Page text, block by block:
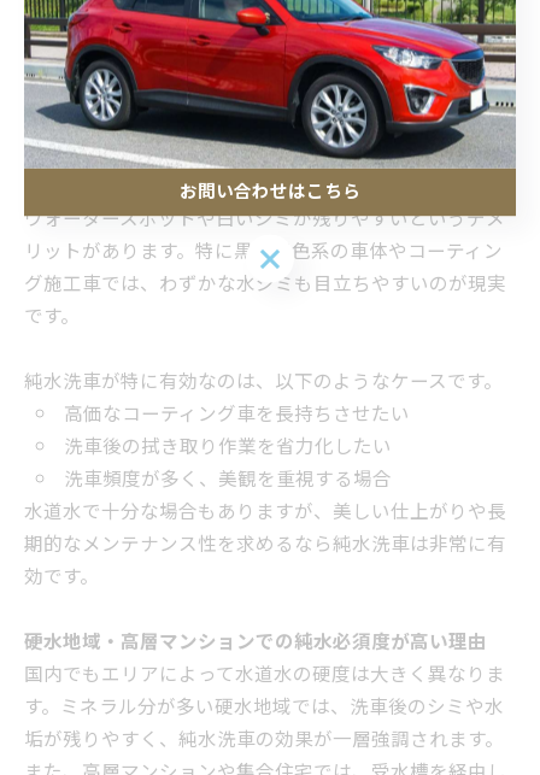
が推奨されます。純水の品質を維持するには、メーカー
推奨のメンテナンス周期を守ることが大切です。
水道水で十分？純水不要論の誤解と限界ケース
「水道水でも洗車は十分」と考える方もいますが、地域
や車の状態によっては純水洗車の必要性が高まります。
水道水にはミネラルや不純物が含まれており、乾燥時に
ウォータースポットや白いシミが残りやすいというデメ
リットがあります。特に黒や濃色系の車体やコーティン
グ施工車では、わずかな水ジミも目立ちやすいのが現実
です。
純水洗車が特に有効なのは、以下のようなケースです。
高価なコーティング車を長持ちさせたい
洗車後の拭き取り作業を省力化したい
洗車頻度が多く、美観を重視する場合
水道水で十分な場合もありますが、美しい仕上がりや長
期的なメンテナンス性を求めるなら純水洗車は非常に有
効です。
硬水地域・高層マンションでの純水必須度が高い理由
国内でもエリアによって水道水の硬度は大きく異なりま
す。ミネラル分が多い硬水地域では、洗車後のシミや水
垢が残りやすく、純水洗車の効果が一層強調されます。
お問い合わせはこちら
お問い合わせはこちら